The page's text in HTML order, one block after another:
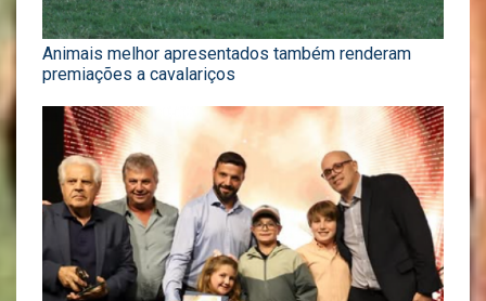
Animais melhor apresentados também renderam
premiações a cavalariços